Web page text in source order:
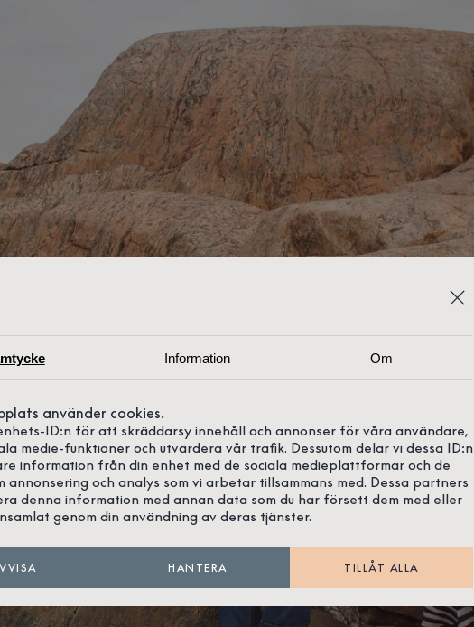
Information Om
använder cookies.
ID:n för att skräddarsy innehåll och annonser för våra användare,
medie-funktioner och utvärdera vår trafik. Dessutom delar vi dessa ID:n
information från din enhet med de sociala medieplattformar och de
annonsering och analys som vi arbetar tillsammans med. Dessa partners
denna information med annan data som du har försett dem med eller
genom din användning av deras tjänster.
HANTERA TILLÅT ALLA